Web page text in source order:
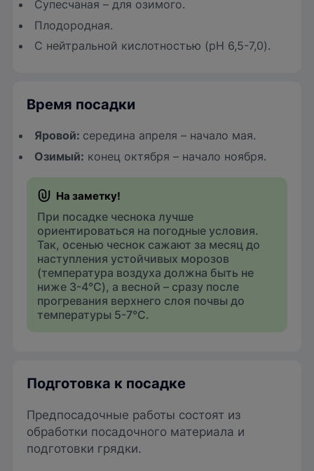
Супесчаная – для озимого.
Плодородная.
С нейтральной кислотностью (pH 6,5-7,0).
Время посадки
Яровой: середина апреля – начало мая.
Озимый: конец октября – начало ноября.
При посадке чеснока лучше
ориентироваться на погодные условия.
Так, осенью чеснок сажают за месяц до
наступления устойчивых морозов
(температура воздуха должна быть не
ниже 3-4°C), а весной – сразу после
прогревания верхнего слоя почвы до
температуры 5-7°C.
Подготовка к посадке
Предпосадочные работы состоят из
обработки посадочного материала и
подготовки грядки.